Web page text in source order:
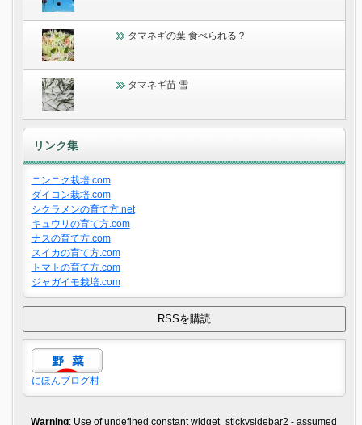
タマネギの葉 食べられる？
タマネギ苗 雪
リンク集
ニンニク栽培.com
ダイコン栽培.com
シクラメンの育て方.net
キュウリの育て方.com
ナスの育て方.com
スイカの育て方.com
トマトの育て方.com
ジャガイモ栽培.com
にほんブログ村
Warning: Use of undefined constant widget_stickysidebar2 - assumed